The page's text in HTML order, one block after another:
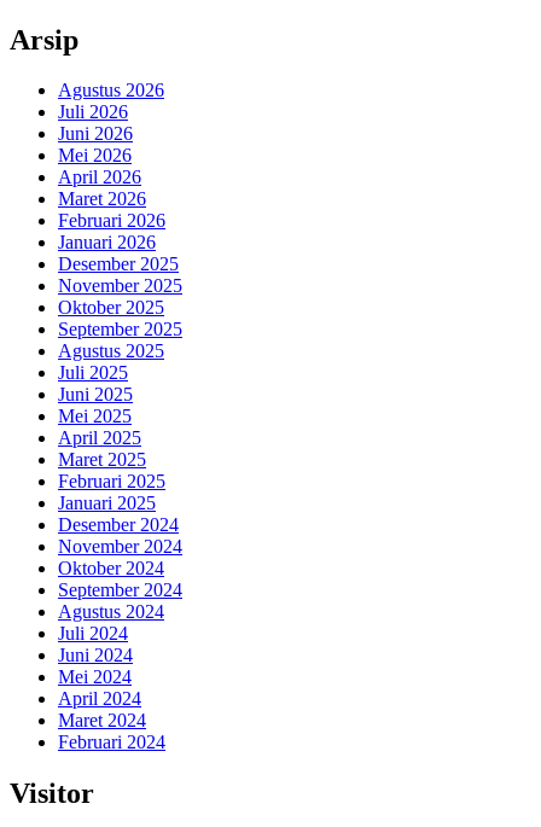
Arsip
Agustus 2026
Juli 2026
Juni 2026
Mei 2026
April 2026
Maret 2026
Februari 2026
Januari 2026
Desember 2025
November 2025
Oktober 2025
September 2025
Agustus 2025
Juli 2025
Juni 2025
Mei 2025
April 2025
Maret 2025
Februari 2025
Januari 2025
Desember 2024
November 2024
Oktober 2024
September 2024
Agustus 2024
Juli 2024
Juni 2024
Mei 2024
April 2024
Maret 2024
Februari 2024
Visitor